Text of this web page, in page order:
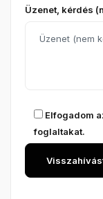
Üzenet, kérdés
Elfogadom
foglaltakat.